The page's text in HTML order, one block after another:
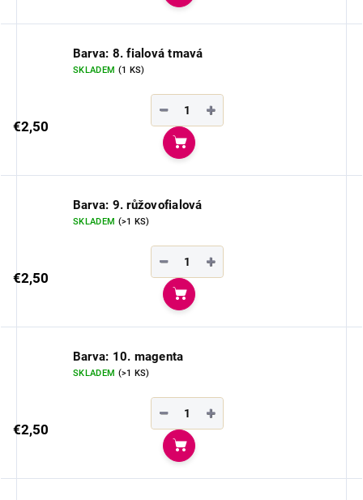
Barva: 8. fialová tmavá
SKLADEM (1 KS)
€2,50
+
−
Do košíka
Barva: 9. růžovofialová
SKLADEM (>1 KS)
€2,50
+
−
Do košíka
Barva: 10. magenta
SKLADEM (>1 KS)
€2,50
+
−
Do košíka